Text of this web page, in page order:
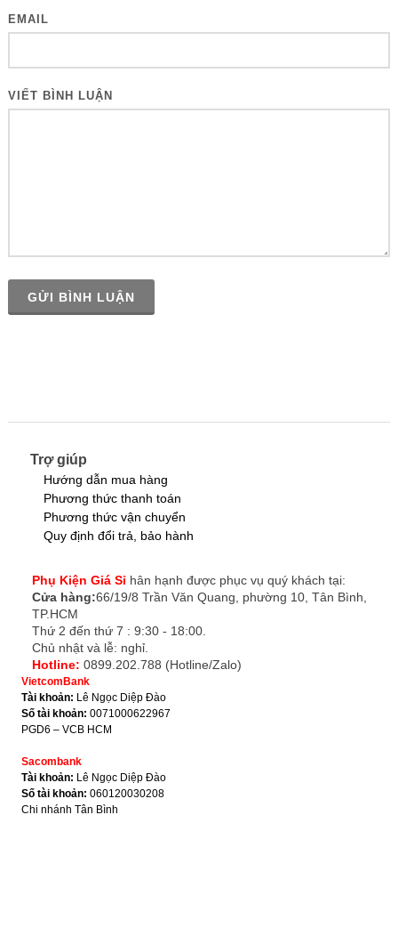
EMAIL
VIẾT BÌNH LUẬN
GỬI BÌNH LUẬN
Trợ giúp
Hướng dẫn mua hàng
Phương thức thanh toán
Phương thức vận chuyển
Quy định đổi trả, bảo hành
Phụ Kiện Giá Sỉhân hạnh được phục vụ quý khách tại:
Cửa hàng:66/19/8 Trần Văn Quang, phường 10, Tân Bình,
TP.HCM
Thứ 2 đến thứ 7 : 9:30 - 18:00.
Chủ nhật và lễ: nghỉ.
Hotline: 0899.202.788 (Hotline/Zalo)
VietcomBank
Tài khoản: Lê Ngọc Diệp Đào
Số tài khoản: 0071000622967
PGD6 – VCB HCM
Sacombank
Tài khoản: Lê Ngọc Diệp Đào
Số tài khoản: 060120030208
Chi nhánh Tân Bình